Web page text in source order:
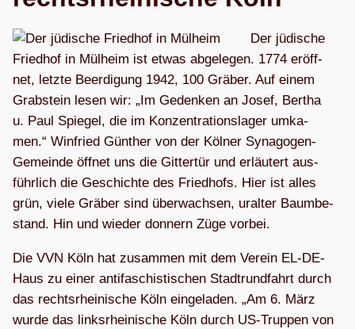
Der jüdi­sche
Fried­hof in Mül­heim ist etwas abge­le­gen. 1774 eröff­
net, letzte Beer­di­gung 1942, 100 Grä­ber. Auf einem
Grab­stein lesen wir: „Im Geden­ken an Josef, Ber­tha
u. Paul Spie­gel, die im Kon­zen­tra­ti­ons­la­ger umka­
men.“ Win­fried Gün­ther von der Köl­ner Syn­ago­gen-
Gemeinde öff­net uns die Git­ter­tür und erläu­tert aus­
führ­lich die Geschichte des Fried­hofs. Hier ist alles
grün, viele Grä­ber sind über­wach­sen, uralter Baum­be­
stand. Hin und wie­der don­nern Züge vorbei.
Die VVN Köln hat zusam­men mit dem Ver­ein EL-DE-
Haus zu einer anti­fa­schis­ti­schen Stadt­rund­fahrt durch
das rechts­rhei­ni­sche Köln ein­ge­la­den. „Am 6. März
wurde das links­rhei­ni­sche Köln durch US-Trup­pen von